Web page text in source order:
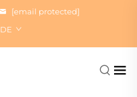
[email protected]
DE